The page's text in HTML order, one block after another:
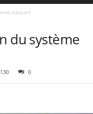
éducatif
du système
0